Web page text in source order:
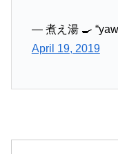
— 煮え湯 🍳
April 19, 2019